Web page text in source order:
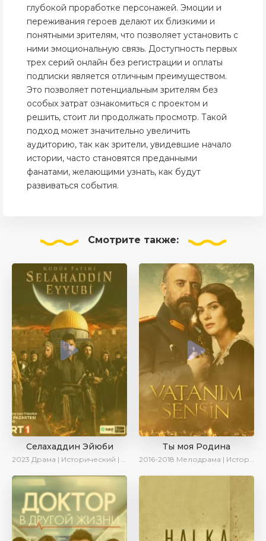
глубокой проработке персонажей. Эмоции и
переживания героев делают их близкими и
понятными зрителям, что позволяет установить с
ними эмоциональную связь. Доступность первых
трех серий онлайн без регистрации и оплаты
подписки является отличным преимуществом.
Это позволяет потенциальным зрителям без
особых затрат ознакомиться с проектом и
решить, стоит ли продолжать просмотр. Такой
подход может значительно увеличить
аудиторию, так как зрители, увидевшие начало
истории, часто становятся преданными
фанатами, желающими узнать, как будут
развиваться события.
Смотрите также:
Селахаддин Эйюби
2023 Драма | Исторический | Сериалы 2023
Ты моя Родина
2016-2018 Мелодрама | Исторический | Военный | Turok1990